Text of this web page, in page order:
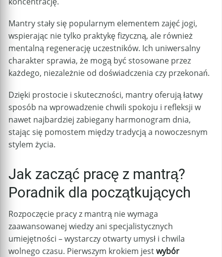
Mantry stały się popularnym elementem zajęć jogi,
wspierając nie tylko praktykę fizyczną, ale również
mentalną regenerację uczestników. Ich uniwersalny
charakter sprawia, że mogą być stosowane przez
każdego, niezależnie od doświadczenia czy przekonań.
Dzięki prostocie i skuteczności, mantry oferują łatwy
sposób na wprowadzenie chwili spokoju i refleksji w
nawet najbardziej zabiegany harmonogram dnia,
stając się pomostem między tradycją a nowoczesnym
stylem życia.
Jak zacząć pracę z mantrą?
Poradnik dla początkujących
Rozpoczęcie pracy z mantrą nie wymaga
zaawansowanej wiedzy ani specjalistycznych
umiejętności – wystarczy otwarty umysł i chwila
wolnego czasu. Pierwszym krokiem jestwybór